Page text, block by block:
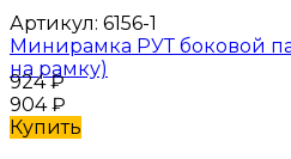
Артикул: 6156-1
Минирамка РУТ боковой
на рамку)
924₽
904₽
Купить